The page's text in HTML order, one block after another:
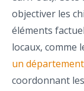
objectiver les
éléments
locaux, comme
un
coordonnant